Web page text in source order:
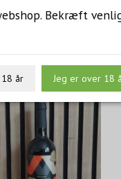
Bekræft
år Jeg er over 18